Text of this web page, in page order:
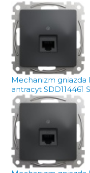
Mechanizm
antracyt SDD114461